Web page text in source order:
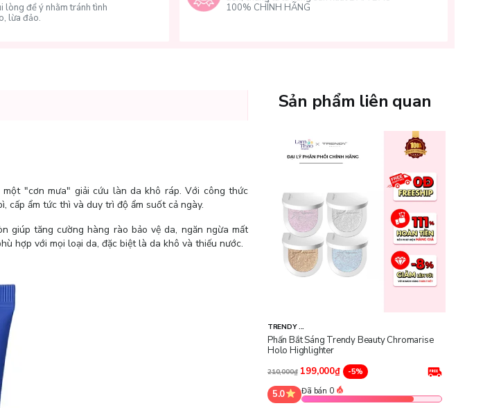
lòng để ý nhằm tránh tình
lừa đảo.
100% CHÍNH HÃNG
một "cơn mưa" giải cứu làn da khô ráp. Với công thức
cấp ẩm tức thì và duy trì độ ẩm suốt cả ngày.
giúp tăng cường hàng rào bảo vệ da, ngăn ngừa mất
hợp với mọi loại da, đặc biệt là da khô và thiếu nước.
Sản phẩm liên quan
TRENDY ...
Phấn Bắt Sáng Trendy Beauty Chromarise
Holo Highlighter
210,000₫ 199,000₫ -5%
5.0 Đã bán 0